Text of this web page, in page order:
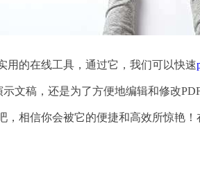
的在线工具，通过它，我们可以快速
文稿，还是为了方便地编辑和修改
，相信你会被它的便捷和高效所惊艳